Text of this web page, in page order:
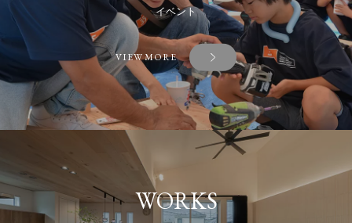
イベント
VIEW MORE
WORKS